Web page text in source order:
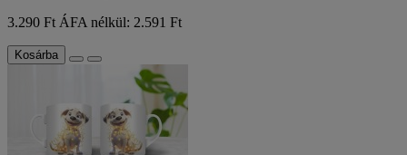
3.290 Ft ÁFA nélkül: 2.591 Ft
Kosárba